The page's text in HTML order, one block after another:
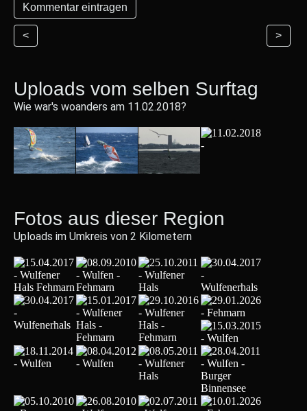
< >
Uploads vom selben Surftag
Wie war's woanders am 11.02.2018?
Fotos aus dieser Region
Uploads im Umkreis von 2 Kilometern